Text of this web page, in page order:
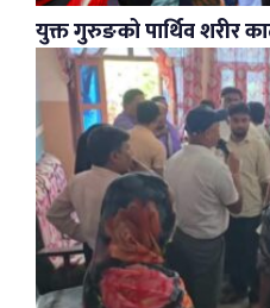
युक्त गुरुङको पार्थिव शरीर